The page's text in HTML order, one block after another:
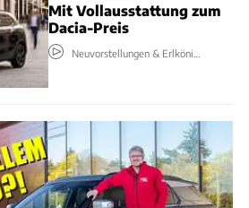
Mit Vollausstattung zum
Dacia-Preis
Neuvorstellungen & Erlkönige